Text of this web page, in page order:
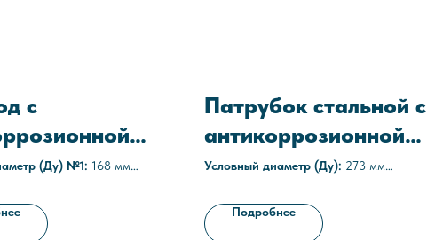
с
ПС-168х8-
(Ду) №1: 168 мм
8/5 мм
Патрубок стальной с
антикоррозионной
защитой ПФ-273x7
Условный диаметр (Ду): 273 мм
Наружное покрытие:
эпоксидное, двухслойное эпоксидное
Подробнее